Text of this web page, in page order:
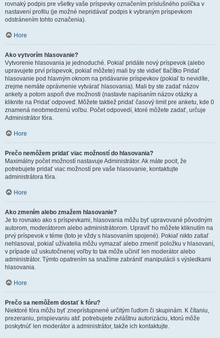
rovnaký podpis pre všetky vaše príspevky označením príslušného políčka v
nastavení profilu (je možné nepridávať podpis k vybraným príspevkom
odstránením tohto označenia).
Hore
Ako vytvorím hlasovanie?
Vytvorenie hlasovania je jednoduché. Pokiaľ pridáte nový príspevok (alebo
upravujete prví príspevok, pokiaľ môžete) mali by ste vidieť tlačítko Pridať
hlasovanie pod hlavným oknom na pridávanie príspevkov (pokiaľ to nevidíte,
zrejme nemáte oprávnenie vytvárať hlasovania). Mali by ste zadať názov
ankety a potom aspoň dve možnosti (nastavte napísaním názov otázky a
kliknite na Pridať odpoveď. Môžete taktiež pridať časový limit pre anketu, kde 0
znamená neobmedzenú voľbu. Počet odpovedí, ktoré môžete zadať, určuje
Administrátor fóra.
Hore
Prečo nemôžem pridať viac možností do hlasovania?
Maximálny počet možností nastavuje Administrátor. Ak máte pocit, že
potrebujete pridať viac možností pre vaše hlasovanie, kontaktujte
administrátora fóra.
Hore
Ako zmením alebo zmažem hlasovanie?
Je to rovnako ako s príspevkami, hlasovania môžu byť upravované pôvodným
autorom, moderátorom alebo administrátorom. Upraviť ho môžete kliknutím na
prvý príspevok v téme (toto je vždy s hlasovaním spojené). Pokiaľ nikto zatiaľ
nehlasoval, pokiaľ užívatelia môžu vymazať alebo zmeniť položku v hlasovaní,
v prípade už uskutočnenej voľby to tak môže učiniť len moderátor alebo
administrátor. Týmto opatrením sa snažíme zabrániť manipulácii s výsledkami
hlasovania.
Hore
Prečo sa nemôžem dostať k fóru?
Niektoré fóra môžu byť zneprístupnené určitým ľuďom či skupinám. K čítaniu,
prezeraniu, prispievaniu atď. potrebujete zvláštnu autorizáciu, ktorú môže
poskytnúť len moderátor a administrátor, takže ich kontaktujte.